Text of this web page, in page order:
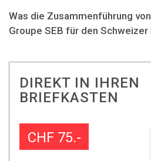
Was die Zusammenführung
Groupe SEB für den
DIREKT IN IHREN
BRIEFKASTEN
CHF 75.-